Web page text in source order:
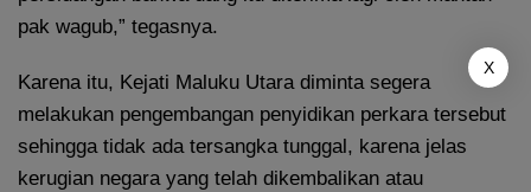
pak wagub,” tegasnya.
Karena itu, Kejati Maluku Utara diminta segera
melakukan pengembangan penyidikan perkara tersebut
sehingga tidak ada tersangka tunggal, karena jelas
kerugian negara yang telah dikembalikan atau
X